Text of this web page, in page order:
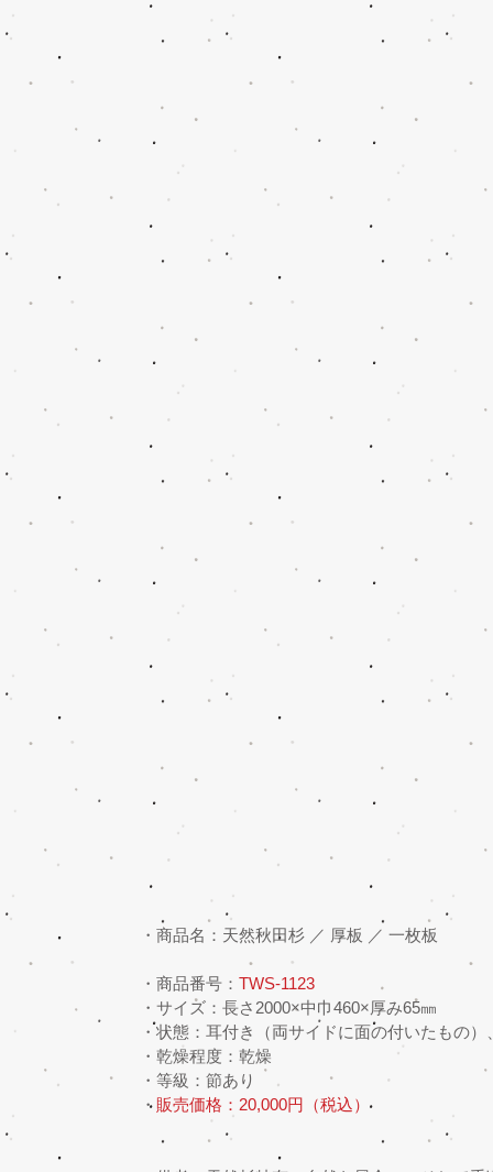
・商品名：天然秋田杉 ／ 厚板 ／ 一枚板
・商品番号： TWS-1123
・サイズ：長さ2000×中巾460×厚み65㎜
・状態：耳付き（両サイドに面の付いたもの
・乾燥程度：乾燥
・等級：節あり
・ 販売価格：20,000円（税込）